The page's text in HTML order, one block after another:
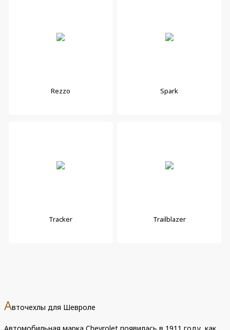
Rezzo Spark
Tracker Trailblazer
Авточехлы для Шевроле